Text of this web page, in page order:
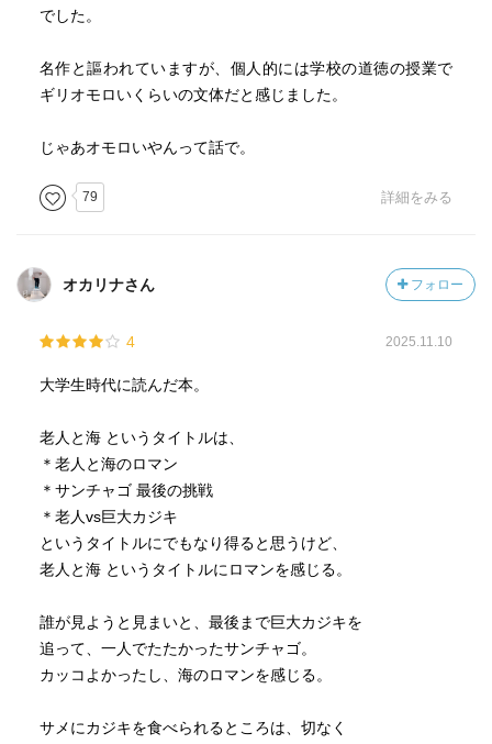
でした。
名作と謳われていますが、個人的には学校の道徳の授業で
ギリオモロいくらいの文体だと感じました。
じゃあオモロいやんって話で。
79 詳細をみる
オカリナさん フォロー
4 2025.11.10
大学生時代に読んだ本。
老人と海 というタイトルは、
＊老人と海のロマン
＊サンチャゴ 最後の挑戦
＊老人vs巨大カジキ
というタイトルにでもなり得ると思うけど、
老人と海 というタイトルにロマンを感じる。
誰が見ようと見まいと、最後まで巨大カジキを
追って、一人でたたかったサンチャゴ。
カッコよかったし、海のロマンを感じる。
サメにカジキを食べられるところは、切なく